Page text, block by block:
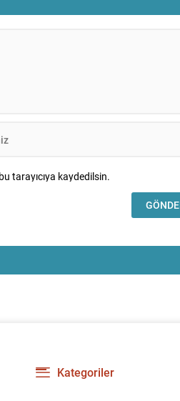
tarayıcıya kaydedilsin.
Kategoriler